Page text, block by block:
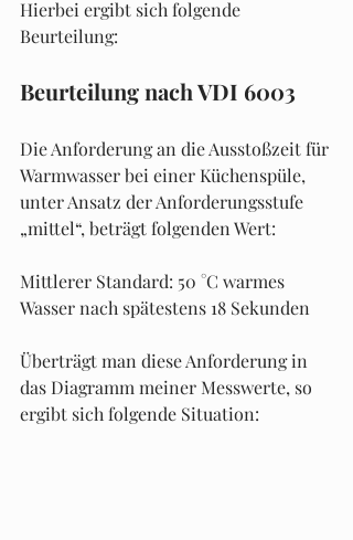
Hierbei ergibt sich folgende
Beurteilung:
Beurteilung nach VDI 6003
Die Anforderung an die Ausstoßzeit für
Warmwasser bei einer Küchenspüle,
unter Ansatz der Anforderungsstufe
„mittel“, beträgt folgenden Wert:
Mittlerer Standard: 50 °C warmes
Wasser nach spätestens 18 Sekunden
Überträgt man diese Anforderung in
das Diagramm meiner Messwerte, so
ergibt sich folgende Situation: